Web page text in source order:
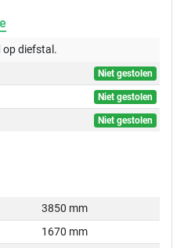
opdiefstal.
Niet gestolen
Niet gestolen
Niet gestolen
3850 mm
1670 mm